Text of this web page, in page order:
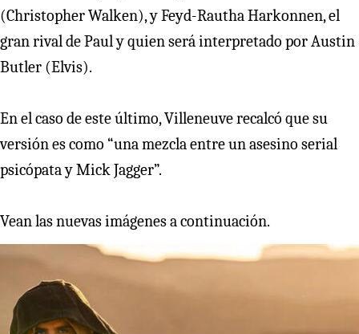
(Christopher Walken), y Feyd-Rautha Harkonnen, el
gran rival de Paul y quien será interpretado por Austin
Butler (Elvis).
En el caso de este último, Villeneuve recalcó que su
versión es como “una mezcla entre un asesino serial
psicópata y Mick Jagger”.
Vean las nuevas imágenes a continuación.